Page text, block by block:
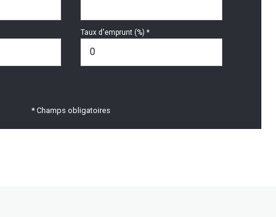
Taux d'emprunt (%) *
* Champs obligatoires